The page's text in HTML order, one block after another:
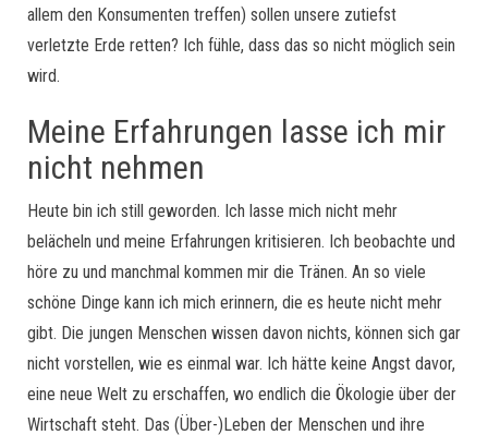
allem den Konsumenten treffen) sollen unsere zutiefst
verletzte Erde retten? Ich fühle, dass das so nicht möglich sein
wird.
Meine Erfahrungen lasse ich mir
nicht nehmen
Heute bin ich still geworden. Ich lasse mich nicht mehr
belächeln und meine Erfahrungen kritisieren. Ich beobachte und
höre zu und manchmal kommen mir die Tränen. An so viele
schöne Dinge kann ich mich erinnern, die es heute nicht mehr
gibt. Die jungen Menschen wissen davon nichts, können sich gar
nicht vorstellen, wie es einmal war. Ich hätte keine Angst davor,
eine neue Welt zu erschaffen, wo endlich die Ökologie über der
Wirtschaft steht. Das (Über-)Leben der Menschen und ihre